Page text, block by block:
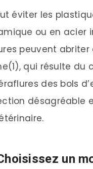
éviter les
ou en acier
peuvent abriter
qui résulte
des bols
désagréable
un